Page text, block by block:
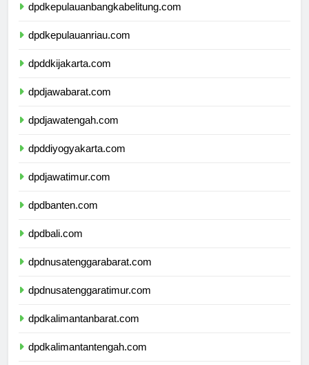
dpdkepulauanbangkabelitung.com
dpdkepulauanriau.com
dpddkijakarta.com
dpdjawabarat.com
dpdjawatengah.com
dpddiyogyakarta.com
dpdjawatimur.com
dpdbanten.com
dpdbali.com
dpdnusatenggarabarat.com
dpdnusatenggaratimur.com
dpdkalimantanbarat.com
dpdkalimantantengah.com